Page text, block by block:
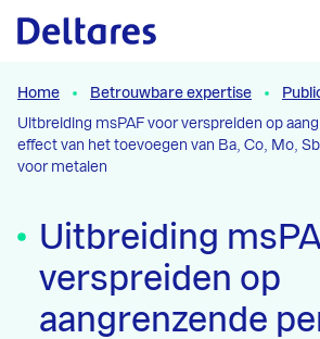
Naar hoofdcontent
Home Betrouwbare expertise
Uitbreiding msPAF voor verspreiden op
effect van het toevoegen van Ba, Co, Mo,
voor metalen
Uitbreiding
verspreiden op
aangrenzende